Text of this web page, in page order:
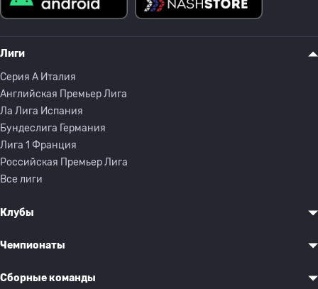
Лиги
Серия A Италия
Английская Премьер Лига
Ла Лига Испания
Бундеслига Германия
Лига 1 Франция
Российская Премьер Лига
Все лиги
Клубы
Чемпионаты
Сборные команды